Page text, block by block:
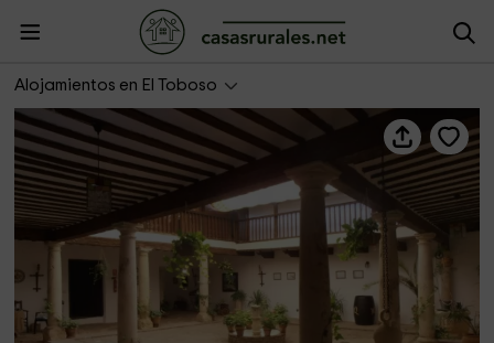
Alojamientos en El Toboso